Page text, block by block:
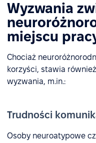
Wyzwania
miejscu
Chociaż
korzyści, stawia
wyzwania, m.in.:
Trudności
Osoby neuroatypowe